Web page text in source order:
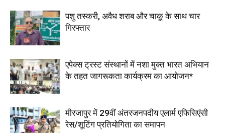
पशु तस्करी, अवैध शराब और चाकू के साथ चार
गिरफ्तार
एपेक्स ट्रस्ट संस्थानों में नशा मुक्त भारत अभियान
के तहत जागरूकता कार्यक्रम का आयोजन*
मीरजापुर में 29वीं अंतरजनपदीय एलार्म एफिसिएंसी
रेस/शूटिंग प्रतियोगिता का समापन